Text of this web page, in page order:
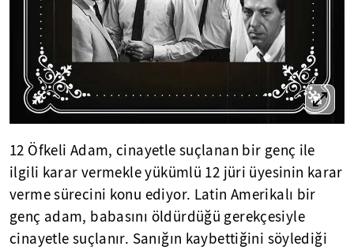
12 Öfkeli Adam, cinayetle suçlanan bir genç ile
ilgili karar vermekle yükümlü 12 jüri üyesinin karar
verme sürecini konu ediyor. Latin Amerikalı bir
genç adam, babasını öldürdüğü gerekçesiyle
cinayetle suçlanır. Sanığın kaybettiğini söylediği